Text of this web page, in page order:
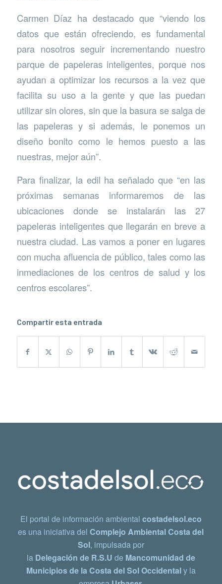
Carmen Díaz ha destacado que “viendo los
datos que están ofreciendo, es fundamental
para nosotros seguir incrementando nuestro
parque de papeleras inteligentes, porque nos
ayudan a optimizar los recursos a la vez que
facilita su uso a la gente y que las puedan
utilizar sin olores, sin que la basura se salga de
las papeleras y si además, le ponemos un
diseño bonito como le hemos puesto a las
nuestras, mejor aún”.
Para finalizar, la edil ha señalado que “en las
próximas semanas informaremos de las
ubicaciones donde se instalarán las 27
papeleras inteligentes que llegarán en breve a
nuestra ciudad. Las vamos a poner en lugares
con mucha afluencia de público, tales como las
inmediaciones de los centros de salud y los
centros escolares”.
Compartir esta entrada
El portal de información ambiental costadelsol.eco
es una iniciativa delComplejo Ambiental Costa del
Sol, impulsada por
la Delegación de R.S.U de Mancomunidad de
Municipios de la Costa del Sol Occidentaly la